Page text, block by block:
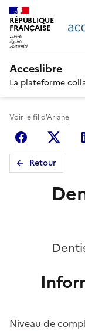
RÉPUBLIQUE
FRANÇAISE
Acceslibre
La plateforme
Voir le fil d'Ariane
FacebookX
Retour
Niveau de